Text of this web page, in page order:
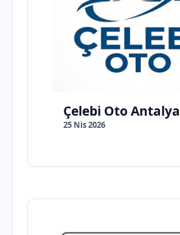
Çelebi Oto Antalya
25 Nis 2026